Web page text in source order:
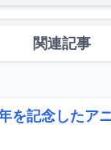
関連記事
を記念したア